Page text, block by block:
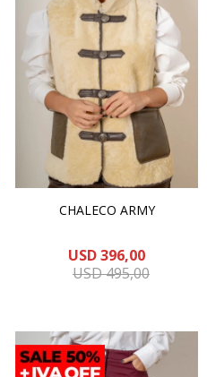
CHALECO ARMY
USD396,00
USD495,00